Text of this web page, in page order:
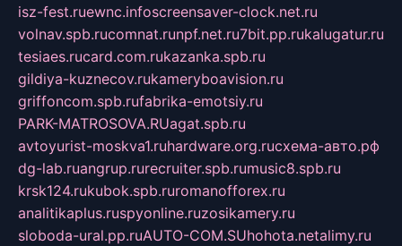
isz-fest.ruewnc.infoscreensaver-clock.net.ru
volnav.spb.rucomnat.runpf.net.ru7bit.pp.rukalugatur.ru
tesiaes.rucard.com.rukazanka.spb.ru
gildiya-kuznecov.rukameryboavision.ru
griffoncom.spb.rufabrika-emotsiy.ru
PARK-MATROSOVA.RUagat.spb.ru
avtoyurist-moskva1.ruhardware.org.ruсхема-авто.рф
dg-lab.ruangrup.rurecruiter.spb.rumusic8.spb.ru
krsk124.rukubok.spb.ruromanofforex.ru
analitikaplus.ruspyonline.ruzosikamery.ru
sloboda-ural.pp.ruAUTO-COM.SUhohota.netalimy.ru